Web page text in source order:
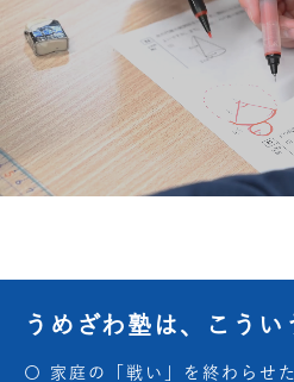
うめざわ塾は、こうい
〇 家庭の「戦い」を終わらせ